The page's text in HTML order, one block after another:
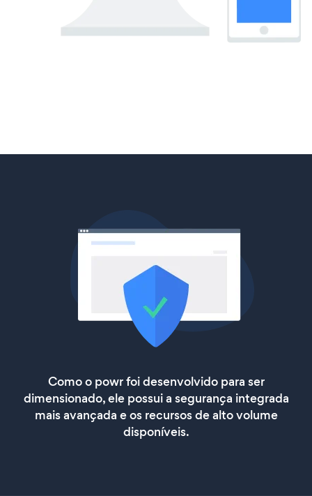
Como o powr foi desenvolvido para ser
dimensionado, ele possui a segurança integrada
mais avançada e os recursos de alto volume
disponíveis.